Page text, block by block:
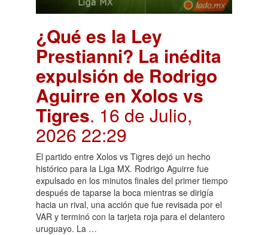
¿Qué es la Ley
Prestianni? La inédita
expulsión de Rodrigo
Aguirre en Xolos vs
Tigres. 16 de Julio,
2026 22:29
El partido entre Xolos vs Tigres dejó un hecho
histórico para la Liga MX. Rodrigo Aguirre fue
expulsado en los minutos finales del primer tiempo
después de taparse la boca mientras se dirigía
hacia un rival, una acción que fue revisada por el
VAR y terminó con la tarjeta roja para el delantero
uruguayo. La …